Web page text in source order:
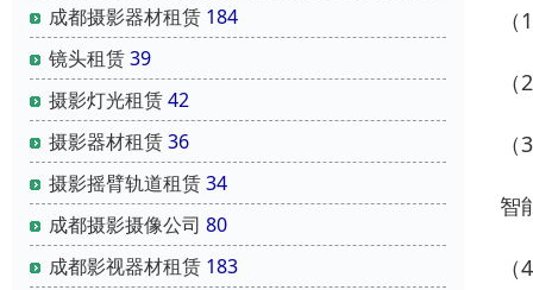
成都摄影器材租赁 184
镜头租赁39
摄影灯光租赁42
摄影器材租赁36
摄影摇臂轨道租赁34
成都摄影摄像公司 80
成都影视器材租赁 183
智